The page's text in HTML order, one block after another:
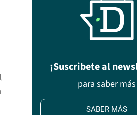
¡Suscribete al
para saber más
SABER MÁS